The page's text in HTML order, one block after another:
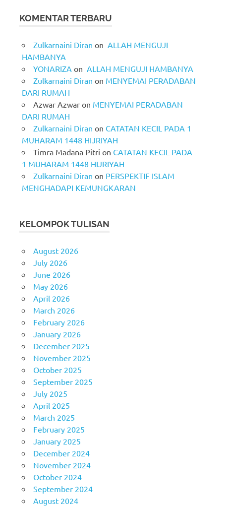
KOMENTAR TERBARU
Zulkarnaini Diran on ALLAH MENGUJI
HAMBANYA
YONARIZA on ALLAH MENGUJI HAMBANYA
Zulkarnaini Diran on MENYEMAI PERADABAN
DARI RUMAH
Azwar Azwar on MENYEMAI PERADABAN
DARI RUMAH
Zulkarnaini Diran on CATATAN KECIL PADA 1
MUHARAM 1448 HIJRIYAH
Timra Madana Pitri on CATATAN KECIL PADA
1 MUHARAM 1448 HIJRIYAH
Zulkarnaini Diran on PERSPEKTIF ISLAM
MENGHADAPI KEMUNGKARAN
KELOMPOK TULISAN
August 2026
July 2026
June 2026
May 2026
April 2026
March 2026
February 2026
January 2026
December 2025
November 2025
October 2025
September 2025
July 2025
April 2025
March 2025
February 2025
January 2025
December 2024
November 2024
October 2024
September 2024
August 2024